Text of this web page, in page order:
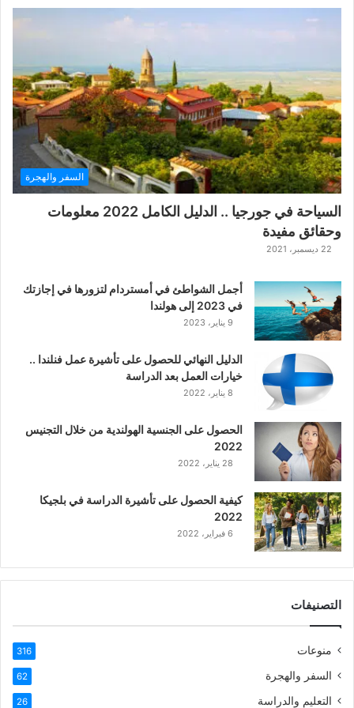
السفر والهجرة
السياحة في جورجيا .. الدليل الكامل 2022 معلومات
وحقائق مفيدة
22 ديسمبر، 2021
أجمل الشواطئ في أمستردام لتزورها في إجازتك
في 2023 إلى هولندا
9 يناير، 2023
الدليل النهائي للحصول على تأشيرة عمل فنلندا ..
خيارات العمل بعد الدراسة
8 يناير، 2022
الحصول على الجنسية الهولندية من خلال التجنيس
2022
28 يناير، 2022
كيفية الحصول على تأشيرة الدراسة في بلجيكا
2022
6 فبراير، 2022
التصنيفات
منوعات 316
السفر والهجرة 62
التعليم والدراسة 26